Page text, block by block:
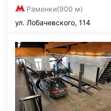
Раменки(900 м)
ул. Лобачевского, 114